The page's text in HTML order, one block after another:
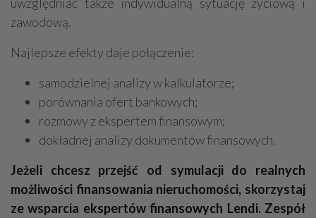
zawodową.
Najlepsze efekty daje połączenie:
samodzielnej analizy w kalkulatorze;
porównania ofert bankowych;
rozmowy z ekspertem finansowym;
dokładnej analizy dokumentów finansowych.
Jeżeli chcesz przejść od symulacji do realnych
możliwości finansowania nieruchomości, skorzystaj
ze wsparcia ekspertów finansowych Lendi. Zespół